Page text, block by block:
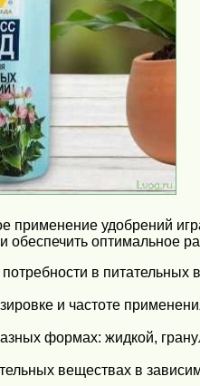
применение удобрений
обеспечить оптимальное
в
и частоте
формах: жидкой,
веществах в